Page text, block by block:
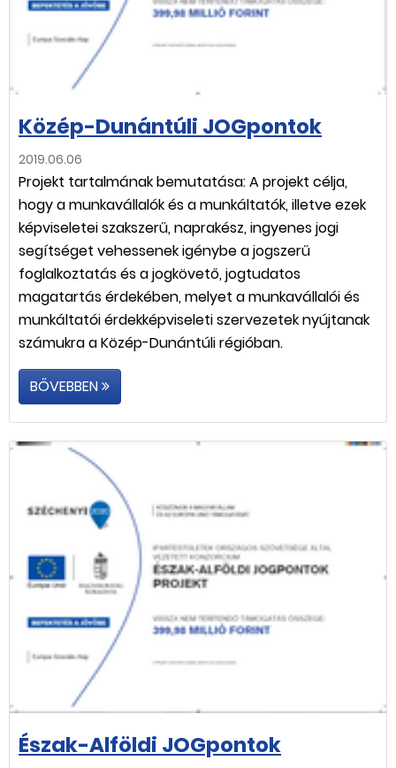
Közép-Dunántúli JOGpontok
2019.06.06
Projekt tartalmának bemutatása: A projekt célja,
hogy a munkavállalók és a munkáltatók, illetve ezek
képviseletei szakszerű, naprakész, ingyenes jogi
segítséget vehessenek igénybe a jogszerű
foglalkoztatás és a jogkövető, jogtudatos
magatartás érdekében, melyet a munkavállalói és
munkáltatói érdekképviseleti szervezetek nyújtanak
számukra a Közép-Dunántúli régióban.
BŐVEBBEN
Észak-Alföldi JOGpontok